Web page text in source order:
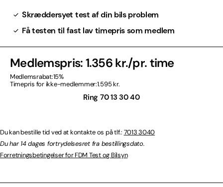
Skræddersyet test af din bils problem
Få testen til fast lav timepris som medlem
Medlemspris: 1.356 kr./pr. time
Medlemsrabat:15%
Timepris for ikke-medlemmer:1.595 kr.
Ring 70 13 30 40
Du kan bestille tid ved at kontakte os på tlf.: 7013 3040
Du har 14 dages fortrydelsesret fra bestillingsdato.
Forretningsbetingelser for FDM Test og Bilsyn